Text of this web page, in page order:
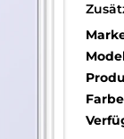
Farbe